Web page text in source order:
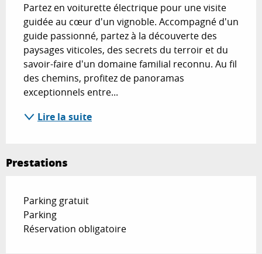
Partez en voiturette électrique pour une visite
guidée au cœur d'un vignoble. Accompagné d'un
guide passionné, partez à la découverte des
paysages viticoles, des secrets du terroir et du
savoir-faire d'un domaine familial reconnu. Au fil
des chemins, profitez de panoramas
exceptionnels entre...
Lire la suite
Prestations
Parking gratuit
Parking
Réservation obligatoire